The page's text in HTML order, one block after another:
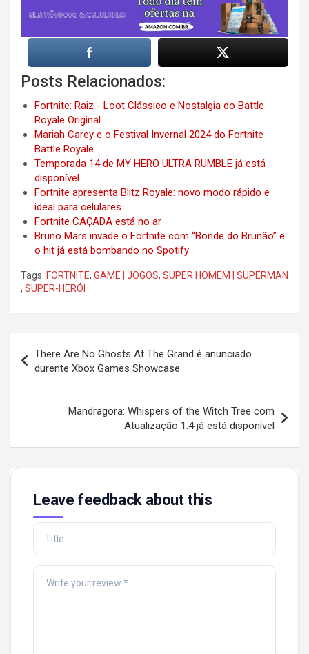
Posts Relacionados:
Fortnite: Raiz - Loot Clássico e Nostalgia do Battle
Royale Original
Mariah Carey e o Festival Invernal 2024 do Fortnite
Battle Royale
Temporada 14 de MY HERO ULTRA RUMBLE já está
disponível
Fortnite apresenta Blitz Royale: novo modo rápido e
ideal para celulares
Fortnite CAÇADA está no ar
Bruno Mars invade o Fortnite com “Bonde do Brunão” e
o hit já está bombando no Spotify
Tags: FORTNITE, GAME | JOGOS, SUPER HOMEM | SUPERMAN
, SUPER-HERÓI
navigation
There Are No Ghosts At The Grand é anunciado
durente Xbox Games Showcase
Mandragora: Whispers of the Witch Tree com
Atualização 1.4 já está disponível
Leave feedback about this